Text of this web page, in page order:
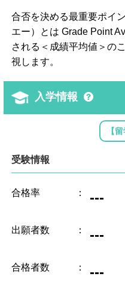
合否を決める最重要ポイ
エー）とは Grade Point
される＜成績平均値＞の
視します。
入学情報
【
受験情報
合格率 ： ---
出願者数 ： ---
合格者数 ： ---